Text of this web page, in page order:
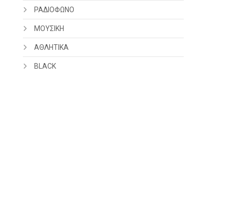
ΡΑΔΙΟΦΩΝΟ
ΜΟΥΣΙΚΗ
ΑΘΛΗΤΙΚΑ
BLACK